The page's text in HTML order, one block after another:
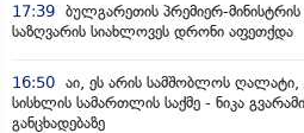
17:39 ბულგარეთის პრემიერ-
საზღვარის სიახლოვეს დრონი აფეთქდა
16:50 აი, ეს არის სამშობლოს ღალატი,
სისხლის სამართლის საქმე - ნიკა
განცხადებაზე